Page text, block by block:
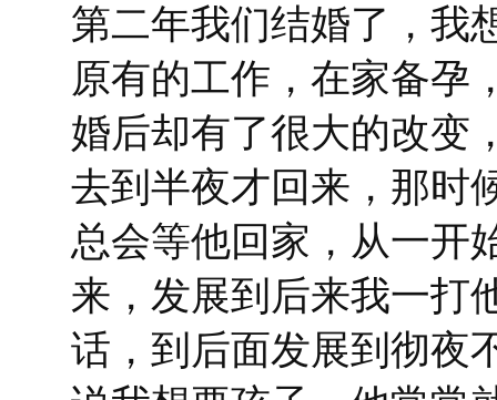
第二年我们结婚了，我
原有的工作，在家备孕
婚后却有了很大的改变
去到半夜才回来，那时
总会等他回家，从一开
来，发展到后来我一打
话，到后面发展到彻夜